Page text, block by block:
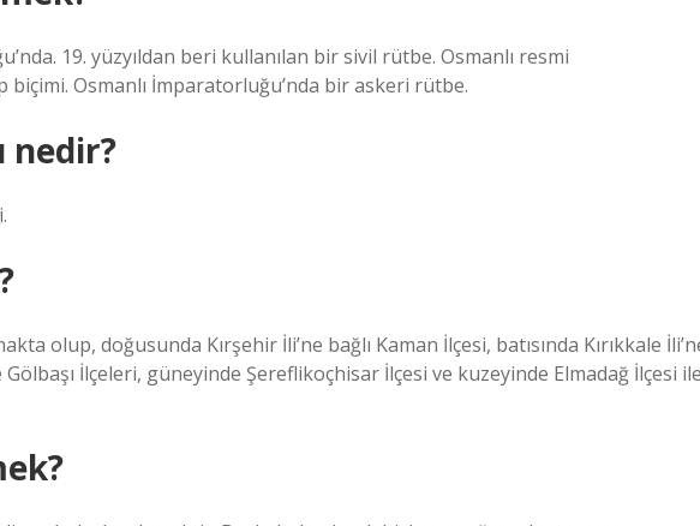
19. yüzyıldan beri kullanılan bir sivil rütbe. Osmanlı resmi
biçimi. Osmanlı İmparatorluğu’nda bir askeri rütbe.
nedir?
olup, doğusunda Kırşehir İli’ne bağlı Kaman İlçesi, batısında Kırıkkale
Gölbaşı İlçeleri, güneyinde Şereflikoçhisar İlçesi ve kuzeyinde Elmadağ İlçesi